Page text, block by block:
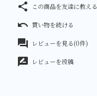
share この商品を友達に教える
undo 買い物を続ける
forum レビューを見る(0件)
rate_review レビューを投稿